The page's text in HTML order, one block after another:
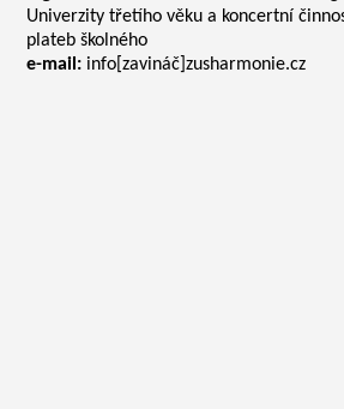
Univerzity třetího věku a koncertní
plateb školného
e-mail: info[zavináč]zusharmonie.cz